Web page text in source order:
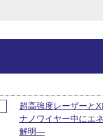
超高強度レーザーと
ナノワイヤー中にエ
解明―